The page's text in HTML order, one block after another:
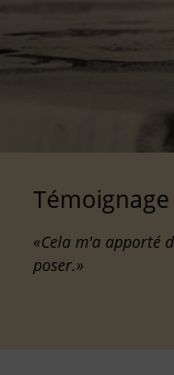
«Cela m'a apporté
poser.»